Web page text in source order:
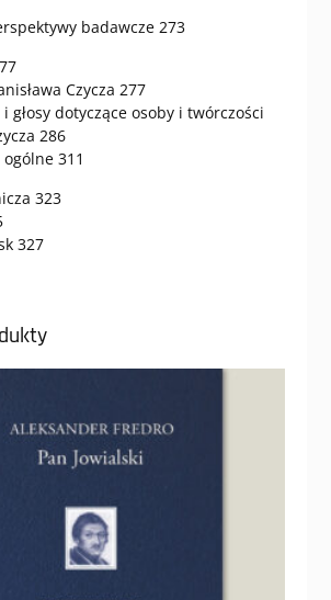
badawcze 273
Czycza 277
głosy dotyczące osoby i twórczości
286
311
323
327